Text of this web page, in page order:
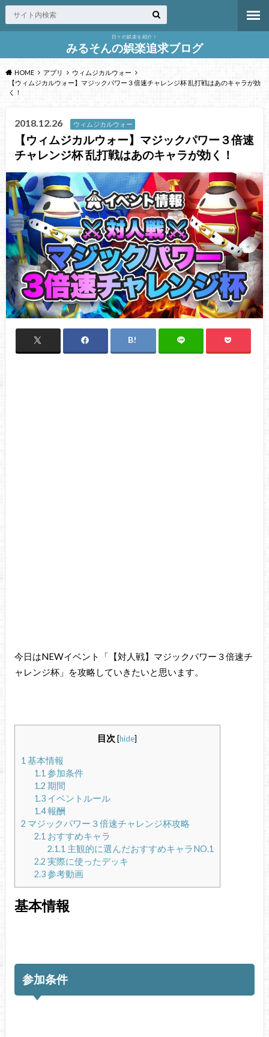
日々の娯楽を紹介！
みるそんの娯楽追求ブログ
HOME アプリ
ウィムジカルウォー
【ウィムジカルウォー】マジックパワー３倍速チャレンジ杯 乱打戦はあのキャラが効
く！
2018.12.26 ウィムジカルウォー
【ウィムジカルウォー】マジックパワー３倍速
チャレンジ杯 乱打戦はあのキャラが効く！
今日はNEWイベント「【対人戦】マジックパワー３倍速チ
ャレンジ杯」を攻略していきたいと思います。
目次 [hide]
1基本情報
1.1参加条件
1.2 期間
1.3イベントルール
1.4報酬
2 マジックパワー３倍速チャレンジ杯攻略
2.1おすすめキャラ
2.1.1主観的に選んだおすすめキャラNO.1
2.2 実際に使ったデッキ
2.3参考動画
基本情報
参加条件